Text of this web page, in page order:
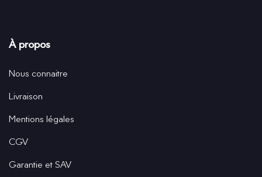
À propos
Nous connaitre
Livraison
Mentions légales
CGV
Garantie et SAV